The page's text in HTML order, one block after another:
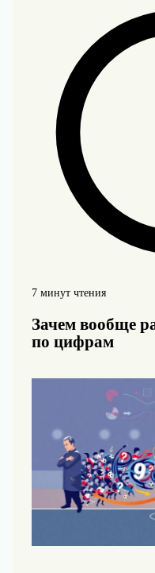
7 минут чтения
Зачем вообще
по цифрам